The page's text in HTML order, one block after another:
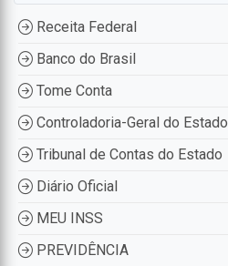
Receita Federal
Banco do Brasil
Tome Conta
Controladoria-Geral do Estado
Tribunal de Contas do Estado
Diário Oficial
MEU INSS
PREVIDÊNCIA